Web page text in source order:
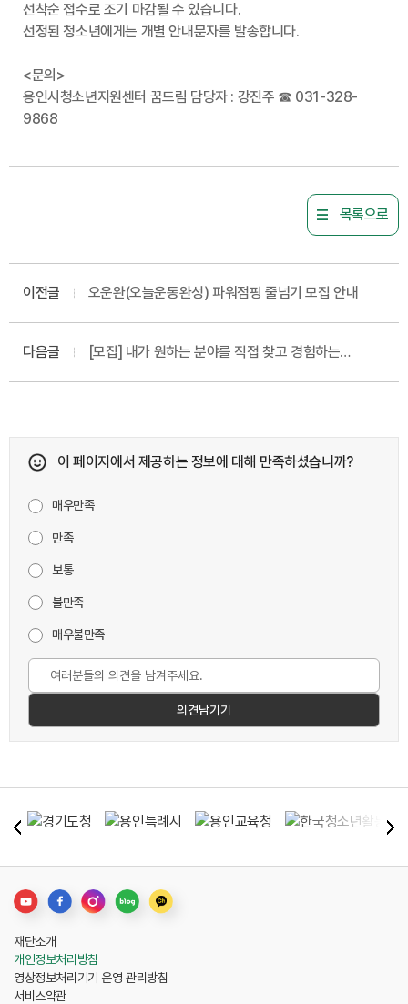
선착순 접수로 조기 마감될 수 있습니다.
선정된 청소년에게는 개별 안내문자를 발송합니다.
<문의>
용인시청소년지원센터 꿈드림 담당자 : 강진주 ☎ 031-328-
9868
목록으로
이전글 오운완(오늘운동완성) 파워점핑 줄넘기 모집 안내
다음글
[모집] 내가 원하는 분야를 직접 찾고 경험하는
이 페이지에서 제공하는 정보에 대해 만족하셨습니까?
매우만족
만족
보통
불만족
매우불만족
재단소개
개인정보처리방침
영상정보처리기기 운영 관리방침
서비스약관